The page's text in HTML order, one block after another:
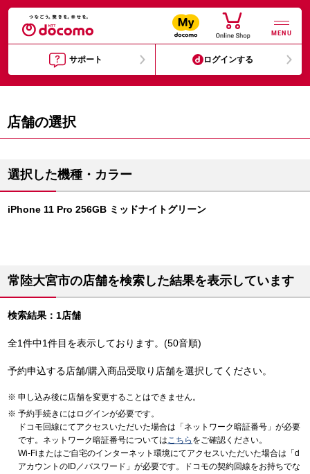
MENU
サポート ログインする
店舗の選択
選択した機種・カラー
iPhone 11 Pro 256GB ミッドナイトグリーン
常陸大宮市の店舗を検索した結果を表示しています
検索結果：1店舗
全1件中1件目を表示しております。(50音順)
予約申込する店舗/購入商品受取り店舗を選択してください。
申し込み後に店舗を変更することはできません。
予約手続きにはログインが必要です。
ドコモ回線にてアクセスいただいた場合は「ネットワーク暗証番号」が必要
です。ネットワーク暗証番号についてはこちら をご確認ください。
Wi-Fiまたはご自宅のインターネット環境にてアクセスいただいた場合は「d
アカウントのID／パスワード」が必要です。ドコモの契約回線をお持ちでな